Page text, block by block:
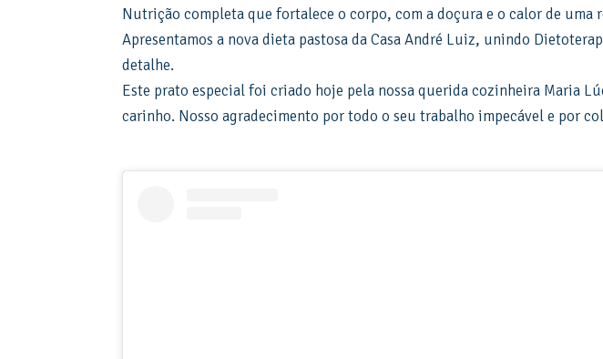
Nutrição completa que fortalece o corpo, com a doçura e o calor de uma
Apresentamos a nova dieta pastosa da Casa André Luiz, unindo
detalhe.
Este prato especial foi criado hoje pela nossa querida cozinheira Maria
carinho. Nosso agradecimento por todo o seu trabalho impecável e por